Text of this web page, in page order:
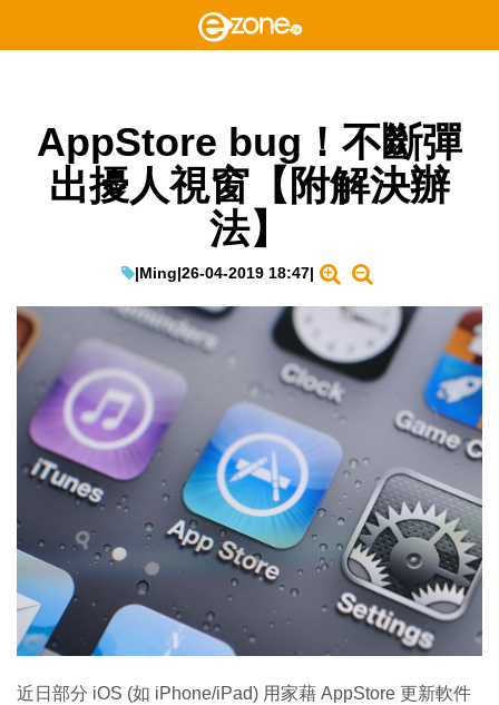
AppStore bug！不斷彈
出擾人視窗【附解決辦
法】
|Ming|26-04-2019 18:47|
近日部分 iOS (如 iPhone/iPad) 用家藉 AppStore 更新軟件